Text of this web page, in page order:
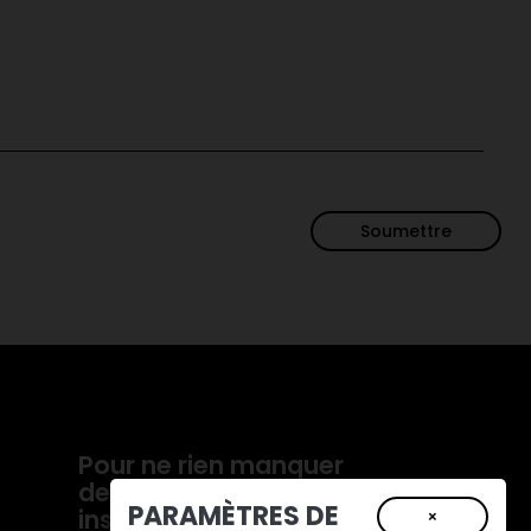
Pour ne rien manquer
de nos actualités,
inscrivez-vous à notre ×
PARAMÈTRES DE